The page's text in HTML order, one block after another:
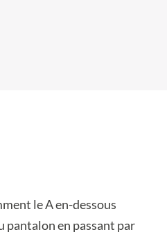
le A en-dessous
pantalon en passant par